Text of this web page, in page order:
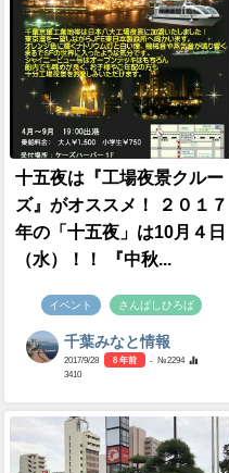
十五夜は『工場夜景クルー
ズ』がオススメ！ ２０１７
年の「十五夜」は10月４日
（水）！！ 『中秋...
イベント さんばしひろば
千葉みなと情報
2017/9/28 8 年前
- №2294
3410